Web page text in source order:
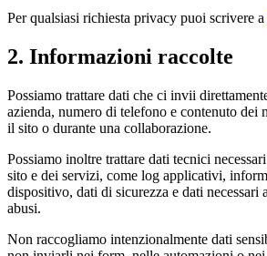
Per qualsiasi richiesta privacy puoi scrivere a
2. Informazioni raccolte
Possiamo trattare dati che ci invii
azienda, numero di telefono e contenuto dei
il sito o durante una collaborazione.
Possiamo inoltre trattare dati tecnici
sito e dei servizi, come log applicativi,
dispositivo, dati di sicurezza e dati necessari
abusi.
Non raccogliamo intenzionalmente dati